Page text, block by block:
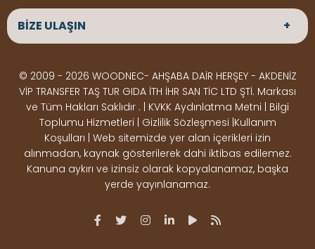
ANASAYFA
HAKKIMIZDA
ÜRÜNLER
Çeşitlerimiz
Çeşitlerimiz
Kereste
Çeşitlerimiz
Ahşap
Pergole
Ürünler
Deck Montaj
Ahşap
Dekorasyon
OSB,
BİZE ULAŞIN
BİZE ULAŞIN
Altınkale mah Osmangazi cad. no 355 Döşemealtı
Antalya
ÇALIŞMA SAATLERİ
Hafta içi : Haftaiçi 09:00 - 18:00
Hafta sonu : Cumartesi 10:00 - 15:00
İLETİŞİM
© 2009 - 2026 WOODNEC- AHŞABA DAİR HERŞEY - AKDENİZ
VİP TRANSFER TAŞ TUR GIDA İTH İHR SAN TİC LTD ŞTİ. Markası
ve Tüm Hakları Saklıdır . | KVKK Aydınlatma Metni | Bilgi
Toplumu Hizmetleri | Gizlilik Sözleşmesi |Kullanım
Koşulları | Web sitemizde yer alan içerikleri izin
alınmadan, kaynak gösterilerek dahi iktibas edilemez.
Kanuna aykırı ve izinsiz olarak kopyalanamaz, başka
yerde yayınlanamaz.